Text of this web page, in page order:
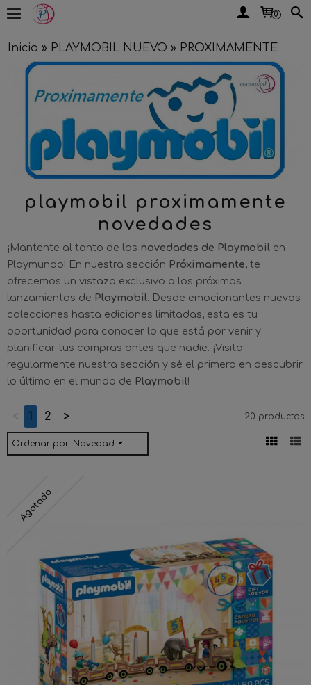
0
Inicio » PLAYMOBIL NUEVO » PROXIMAMENTE
playmobil proximamente
novedades
¡Mantente al tanto de las novedades de Playmobil en
Playmundo! En nuestra sección Próximamente, te
ofrecemos un vistazo exclusivo a los próximos
lanzamientos de Playmobil. Desde emocionantes nuevas
colecciones hasta ediciones limitadas, esta es tu
oportunidad para conocer lo que está por venir y
planificar tus compras antes que nadie. ¡Visita
regularmente nuestra sección y sé el primero en descubrir
lo último en el mundo de Playmobil!
< 1 2 > 20 productos
Ordenar por: Novedad
Agotado